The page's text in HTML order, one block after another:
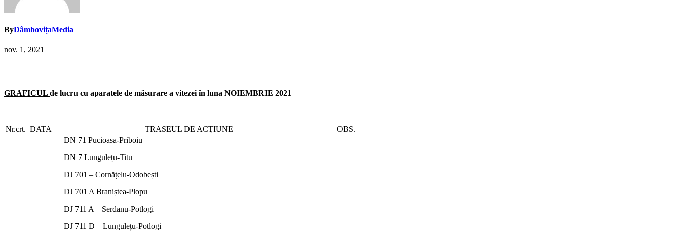
ByDâmbovițaMedia
nov. 1, 2021
GRAFICUL de lucru cu aparatele de măsurare a vitezei în luna NOIEMBRIE 2021
Nr.crt. DATA TRASEUL DE ACŢIUNE OBS.
DN 71 Pucioasa-Priboiu
DN 7 Lungulețu-Titu
DJ 701 – Cornățelu-Odobești
DJ 701 A Braniștea-Plopu
DJ 711 A – Serdanu-Potlogi
DJ 711 D – Lungulețu-Potlogi